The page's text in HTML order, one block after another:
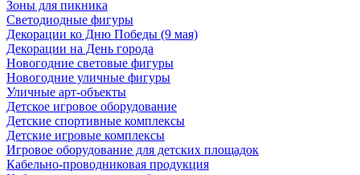
Зоны для пикника
Светодиодные фигуры
Декорации ко Дню Победы (9 мая)
Декорации на День города
Новогодние световые фигуры
Новогодние уличные фигуры
Уличные арт-объекты
Детское игровое оборудование
Детские спортивные комплексы
Детские игровые комплексы
Игровое оборудование для детских площадок
Кабельно-проводниковая продукция